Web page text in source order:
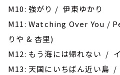
M10: 強がり / 伊東ゆかり
M11: Watching Over You /
りや & 杏里)
M12: もう海には帰れない /
M13: 天国にいちばん近い島 /